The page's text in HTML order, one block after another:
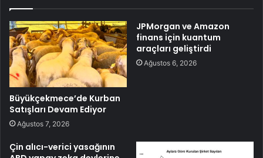
Büyükçekmece’de Kurban
Satışları Devam Ediyor
Ağustos 7, 2026
JPMorgan ve Amazon
finans için kuantum
araçları geliştirdi
Ağustos 6, 2026
Çin alıcı-verici yasağının